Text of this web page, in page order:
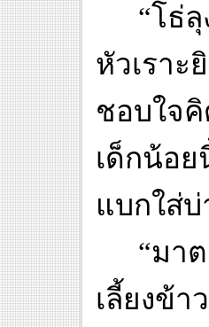
“โธ่ลุ
หัวเราะ
ชอบใจคิ
เด็กน้อ
แบกใส่
“มา
เลี้ยงข้